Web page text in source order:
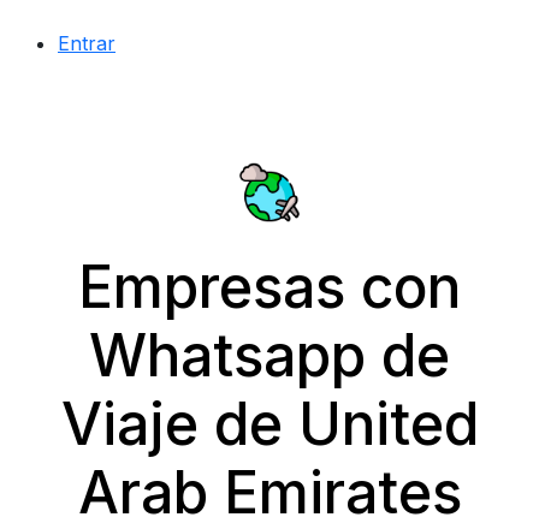
Entrar
Empresas con
Whatsapp de
Viaje de United
Arab Emirates